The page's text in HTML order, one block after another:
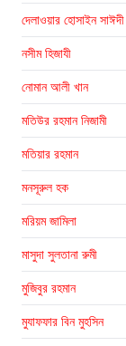
দেলাওয়ার হোসাইন সাঈদী
নসীম হিজাযী
নোমান আলী খান
মতিউর রহমান নিজামী
মতিয়ার রহমান
মনসূরুল হক
মরিয়ম জামিলা
মাসুদা সুলতানা রুমী
মুজিবুর রহমান
মুযাফফার বিন মুহসিন